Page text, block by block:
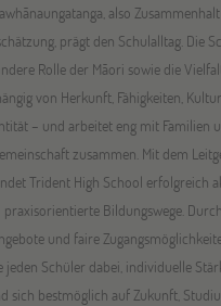
also
prägt den Schulalltag. Die
Rolle der Māori sowie die
von Herkunft, Fähigkeiten,
– und arbeitet eng mit Familien
zusammen. Mit dem
Trident High School erfolgreich
praxisorientierte Bildungswege.
und faire
jeden Schüler dabei, individuelle
sich bestmöglich auf Zukunft,